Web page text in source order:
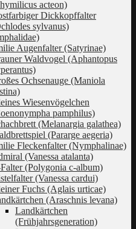
acteon)
Dickkopffalter
sylvanus)
Augenfalter (Satyrinae)
Waldvogel (Aphantopus
Ochsenauge (Maniola
Wiesenvögelchen
pamphilus)
(Melanargia galathea)
(Pararge aegeria)
Fleckenfalter (Nymphalinae)
(Vanessa atalanta)
(Polygonia c-album)
(Vanessa cardui)
Fuchs (Aglais urticae)
(Araschnis levana)
Landkärtchen
(Frühjahrsgeneration)